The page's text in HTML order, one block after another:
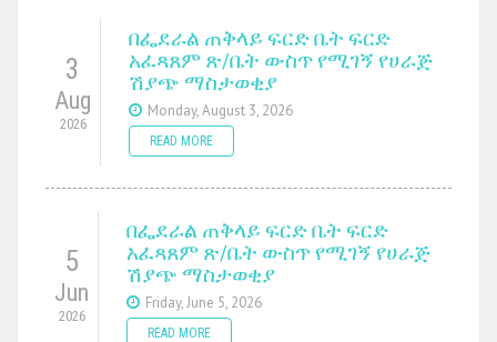
3
Aug
2026
በፌደራል ጠቅላይ ፍርድ ቤት ፍርድ
አፈጻጸም ጽ/ቤት ውስጥ የሚገኝ የሀራጅ
ሽያጭ ማስታወቂያ
Monday, August 3, 2026
READ MORE
5
Jun
2026
በፌደራል ጠቅላይ ፍርድ ቤት ፍርድ
አፈጻጸም ጽ/ቤት ውስጥ የሚገኝ የሀራጅ
ሽያጭ ማስታወቂያ
Friday, June 5, 2026
READ MORE